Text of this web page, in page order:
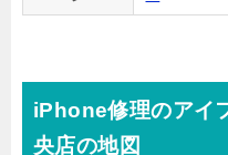
iPhone修理のアイ
央店の地図